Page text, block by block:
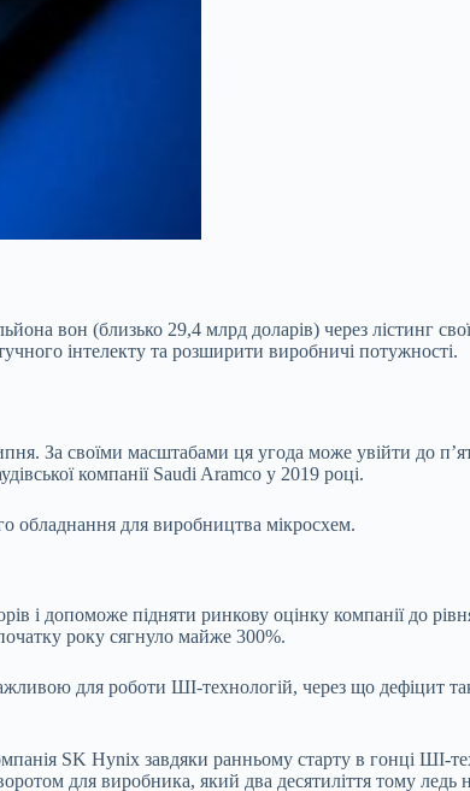
вон (близько 29,4 млрд доларів) через лістинг
інтелекту та розширити виробничі потужності.
За своїми масштабами ця угода може увійти до
компанії Saudi Aramco у 2019 році.
обладнання для виробництва мікросхем.
допоможе підняти ринкову оцінку компанії до
року сягнуло майже 300%.
для роботи ШІ-технологій, через що дефіцит
SK Hynix завдяки ранньому старту в гонці ШІ-
для виробника, який два десятиліття тому ледь